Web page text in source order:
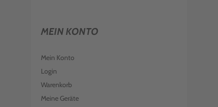
MEIN KONTO
Mein Konto
Login
Warenkorb
Meine Geräte